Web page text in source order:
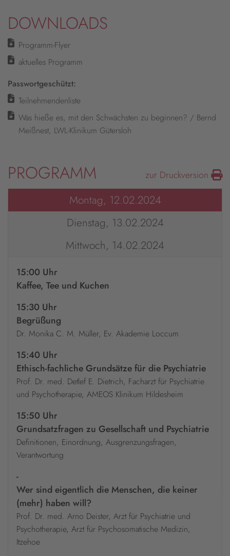
DOWNLOADS
Programm-Flyer
aktuelles Programm
Passwortgeschützt:
Teilnehmendenliste
Was hieße es, mit den Schwächsten zu beginnen? / Bernd
Meißnest, LWL-Klinikum Gütersloh
PROGRAMM zur Druckversion
Montag, 12.02.2024
Dienstag, 13.02.2024
Mittwoch, 14.02.2024
15:00 Uhr
Kaffee, Tee und Kuchen
15:30 Uhr
Begrüßung
Dr. Monika C. M. Müller, Ev. Akademie Loccum
15:40 Uhr
Ethisch-fachliche Grundsätze für die Psychiatrie
Prof. Dr. med. Detlef E. Dietrich, Facharzt für Psychiatrie
und Psychotherapie, AMEOS Klinikum Hildesheim
15:50 Uhr
Grundsatzfragen zu Gesellschaft und Psychiatrie
Definitionen, Einordnung, Ausgrenzungsfragen,
Verantwortung
-
Wer sind eigentlich die Menschen, die keiner
(mehr) haben will?
Prof. Dr. med. Arno Deister, Arzt für Psychiatrie und
Psychotherapie, Arzt für Psychosomatische Medizin,
Itzehoe